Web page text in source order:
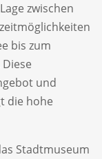
zwischen
bis zum
und
die hohe
Stadtmuseum